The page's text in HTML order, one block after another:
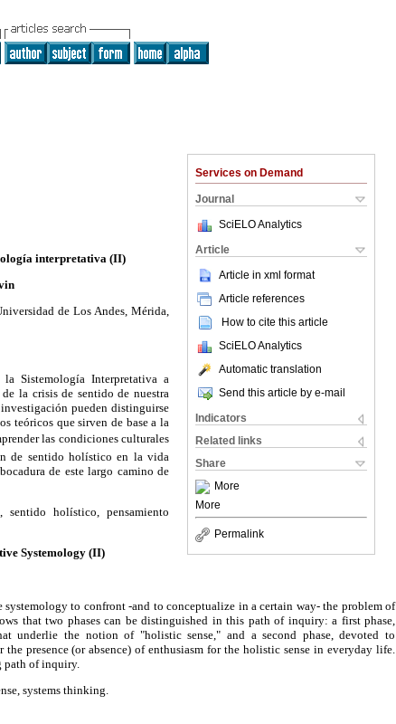
Services on Demand
Journal
SciELO Analytics
Article
Article in xml format
Article references
How to cite this article
SciELO Analytics
Automatic translation
Send this article by e-mail
Indicators
Related links
Share
More
More
Permalink
interpretativa (II)
de Los Andes, Mérida,
Sistemología Interpretativa a
la crisis de sentido de nuestra
pueden distinguirse
teóricos que sirven de base a la
las condiciones culturales
de sentido holístico en la vida
de este largo camino de
sentido holístico, pensamiento
Systemology (II)
to confront -and to conceptualize in a certain way- the problem of
that two phases can be distinguished in this path of inquiry: a first phase,
underlie the notion of "holistic sense," and a second phase, devoted to
presence (or absence) of enthusiasm for the holistic sense in everyday life.
path of inquiry.
systems thinking.